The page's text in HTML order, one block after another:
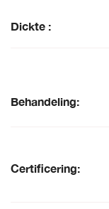
Dickte :
Behandeling:
Certificering: